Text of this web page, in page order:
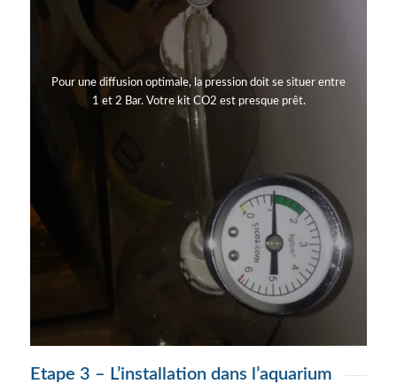
Pour une diffusion optimale, la pression doit se situer entre
1 et 2 Bar. Votre kit CO2 est presque prêt.
Etape 3 – L’installation dans l’aquarium